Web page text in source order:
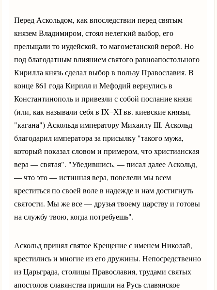
Перед Аскольдом, как впоследствии перед святым
князем Владимиром, стоял нелегкий выбор, его
прельщали то иудейской, то магометанской верой. Но
под благодатным влиянием святого равноапостольного
Кирилла князь сделал выбор в пользу Православия. В
конце 861 года Кирилл и Мефодий вернулись в
Константинополь и привезли с собой послание князя
(или, как называли себя в IХ–ХI вв. киевские князья,
"кагана") Аскольда императору Михаилу III. Аскольд
благодарил императора за присылку "такого мужа,
который показал словом и примером, что христианская
вера — святая". "Убедившись, — писал далее Аскольд,
— что это — истинная вера, повелели мы всем
креститься по своей воле в надежде и нам достигнуть
святости. Мы же все — друзья твоему царству и готовы
на службу твою, когда потребуешь".
Аскольд принял святое Крещение с именем Николай,
крестились и многие из его дружины. Непосредственно
из Царьграда, столицы Православия, трудами святых
апостолов славянства пришли на Русь славянское